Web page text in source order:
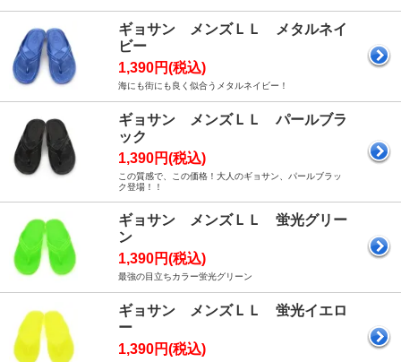
ギョサン メンズＬＬ メタルネイ
ビー
1,390円(税込)
海にも街にも良く似合うメタルネイビー！
ギョサン メンズＬＬ パールブラ
ック
1,390円(税込)
この質感で、この価格！大人のギョサン、パールブラッ
ク登場！！
ギョサン メンズＬＬ 蛍光グリー
ン
1,390円(税込)
最強の目立ちカラー蛍光グリーン
ギョサン メンズＬＬ 蛍光イエロ
ー
1,390円(税込)